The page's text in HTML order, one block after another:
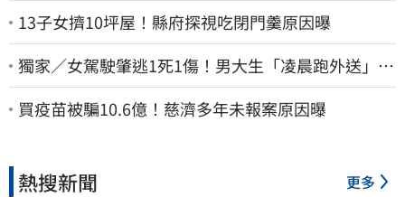
13子女擠10坪屋！縣府探視吃閉門羹原因曝
獨家／女駕駛肇逃1死1傷！男大生「凌晨跑外送」挨
撞 媽淚：家快瓦解
買疫苗被騙10.6億！慈濟多年未報案原因曝
熱搜新聞 更多